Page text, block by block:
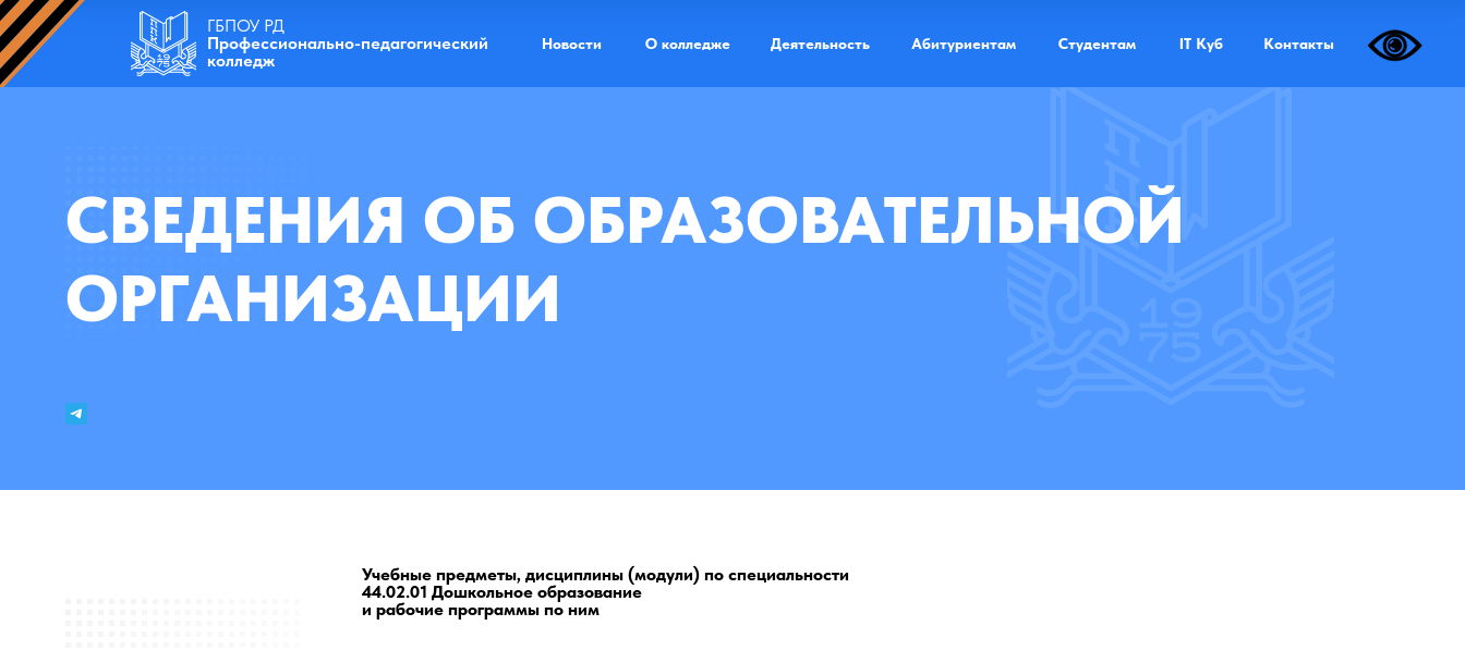
Контакты
Студентам
Абитуриентам
Деятельность
О колледже
Новости
ГБПОУ РД
Профессионально-педагогический
колледж
IT Куб
Доступная среда
СВЕДЕНИЯ ОБ ОБРАЗОВАТЕЛЬНОЙ
ОРГАНИЗАЦИИ
Учебные предметы, дисциплины (модули) по специальности
44.02.01 Дошкольное образование
и рабочие программы по ним